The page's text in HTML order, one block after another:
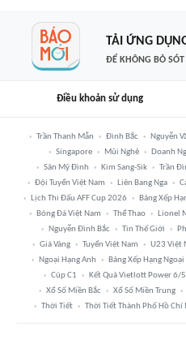
TẢI ỨNG
ĐỂ KHÔNG BỎ
Điều khoản sử dụng
Trần Thanh Mẫn Đình Bắc Nguyễn
Singapore
Mũi Nghê Doanh
Sân Mỹ Đình
Kim Sang-Sik Trần
Đội Tuyển Việt Nam
Liên Bang Nga
Lịch Thi Đấu AFF Cup 2026
Bảng Xếp
Bóng Đá Việt Nam
Thể Thao Lionel
Nguyễn Đình Bắc
Tin Thế Giới
Giá Vàng
Tuyển Việt Nam U23 Việt
Ngoại Hạng Anh
Bảng Xếp Hạng
Cúp C1
Kết Quả Vietlott Power 6/
Xổ Số Miền Bắc
Xổ Số Miền Trung
Thời Tiết
Thời Tiết Thành Phố Hồ Chí